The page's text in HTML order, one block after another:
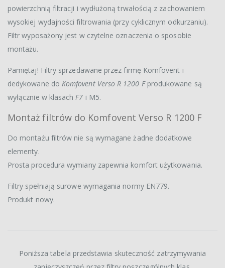
powierzchnią filtracji i wydłużoną trwałością z zachowaniem
wysokiej wydajności filtrowania (przy cyklicznym odkurzaniu).
Filtr wyposażony jest w czytelne oznaczenia o sposobie
montażu.
Pamiętaj! Filtry sprzedawane przez firmę Komfovent i
dedykowane do Komfovent Verso R 1200 Fprodukowane są
wyłącznie w klasach F7 i M5.
Montaż filtrów do Komfovent Verso R 1200 F
Do montażu filtrów nie są wymagane żadne dodatkowe
elementy.
Prosta procedura wymiany zapewnia komfort użytkowania.
Filtry spełniają surowe wymagania normy EN779.
Produkt nowy.
Poniższa tabela przedstawia skuteczność zatrzymywania